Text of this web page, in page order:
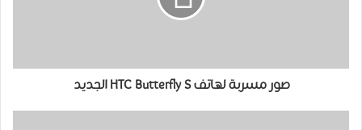
صور مسربة لهاتف HTC Butterfly S الجديد